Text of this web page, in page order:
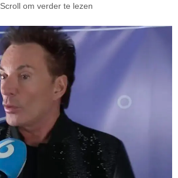
Scroll om verder te lezen